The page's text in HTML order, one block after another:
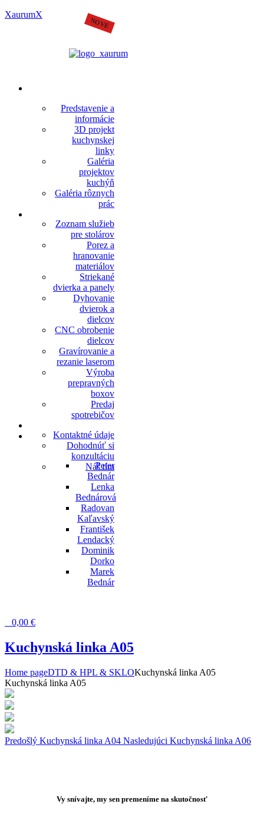
XaurumX
PROJEKTY
Predstavenie a
informácie
3D projekt
kuchynskej
linky
Galéria
projektov
kuchýň
Galéria rôznych
prác
STOLÁROV
Zoznam služieb
pre stolárov
Porez a
hranovanie
materiálov
Striekané
dvierka a panely
Dyhovanie
dvierok a
dielcov
CNC obrobenie
dielcov
Gravírovanie a
rezanie laserom
Výroba
prepravných
boxov
Predaj
spotrebičov
KONTAKT
Kontaktné údaje
Dohodnúť si
konzultáciu
Náš tím
Peter
Bednár
Lenka
Bednárová
Radovan
Kaľavský
František
Lendacký
Dominik
Dorko
Marek
Bednár
0,00 €
Kuchynská linka A05
Home pageDTD & HPL & SKLOKuchynská linka A05
Kuchynská linka A05
Predošlý Kuchynská linka A04 Nasledujúci Kuchynská linka A06
Vy snívajte, my sen premeníme na skutočnosť